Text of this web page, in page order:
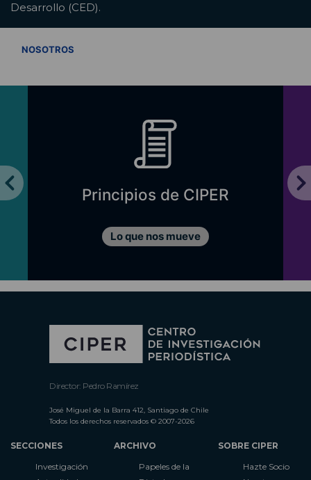
Desarrollo (CED).
NOSOTROS
Principios de CIPER
Lo que nos mueve
Director: Pedro Ramírez
José Miguel de la Barra 412, Santiago de Chile
Todos los derechos reservados © 2007-2026
SECCIONES
Investigación
ARCHIVO
Papeles de la
SOBRE CIPER
Hazte Socio